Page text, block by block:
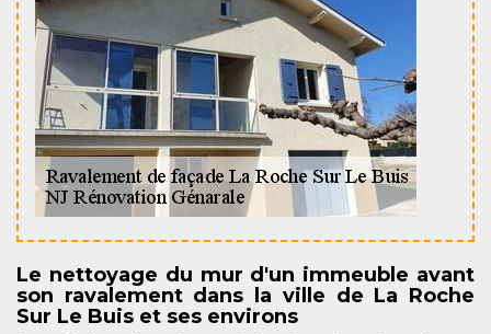
Le nettoyage du mur d'un immeuble avant
son ravalement dans la ville de La Roche
Sur Le Buis et ses environs